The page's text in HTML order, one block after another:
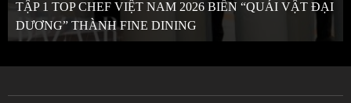
TẬP 1 TOP CHEF VIỆT NAM 2026 BIẾN “QUÁI VẬT ĐẠI
DƯƠNG” THÀNH FINE DINING